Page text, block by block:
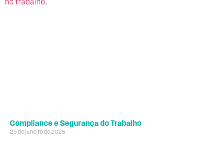
Compliance e Segurança do Trabalho
29 de janeiro de 2025